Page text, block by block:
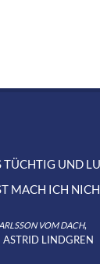
TÜCHTIG UND
MACH ICH
VOM DACH,
ASTRID LINDGREN